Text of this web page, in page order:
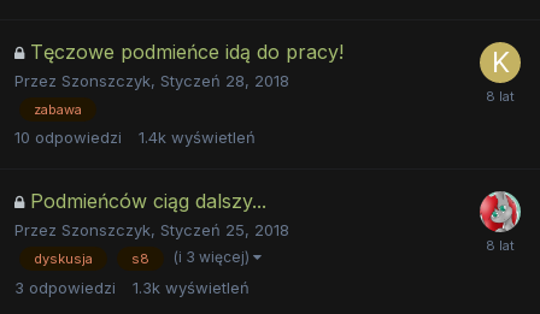
Tęczowe podmieńce idą do pracy!
Przez Szonszczyk, Styczeń 28, 2018
zabawa
10 odpowiedzi 1.4k wyświetleń
Podmieńców ciąg dalszy...
Przez Szonszczyk, Styczeń 25, 2018
dyskusja s8 (i 3 więcej)
3 odpowiedzi 1.3k wyświetleń